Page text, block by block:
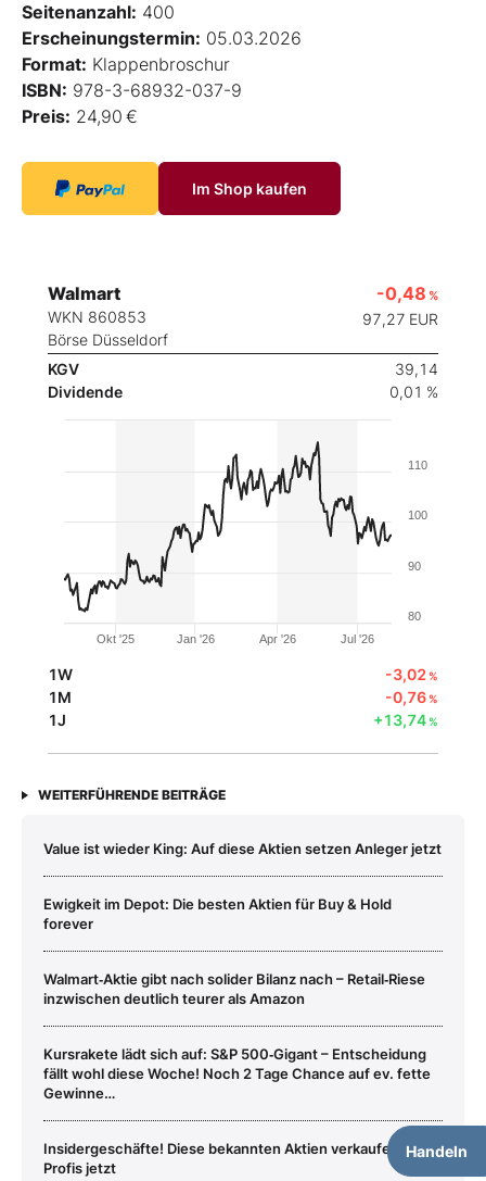
Seitenanzahl: 400
Erscheinungstermin: 05.03.2026
Format: Klappenbroschur
ISBN: 978-3-68932-037-9
Preis: 24,90 €
Im Shop kaufen
Walmart
WKN 860853
Börse Düsseldorf
-0,48 %
97,27 EUR
KGV
39,14
Dividende
0,01 %
Handeln
Okt '25 Jan '26 Apr '26 Jul '26
80
90
100
110
1W -3,02%
1M -0,76%
1J +13,74%
WEITERFÜHRENDE BEITRÄGE
Value ist wieder King: Auf diese Aktien setzen Anleger jetzt
Ewigkeit im Depot: Die besten Aktien für Buy & Hold
forever
Walmart‑Aktie gibt nach solider Bilanz nach – Retail‑Riese
inzwischen deutlich teurer als Amazon
Kursrakete lädt sich auf: S&P 500‑Gigant – Entscheidung
fällt wohl diese Woche! Noch 2 Tage Chance auf ev. fette
Gewinne…
Insidergeschäfte! Diese bekannten Aktien verkaufen die
Profis jetzt